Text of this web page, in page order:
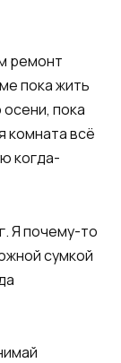
ремонт
пока жить
пока
комната всё
когда-
Я почему-то
сумкой